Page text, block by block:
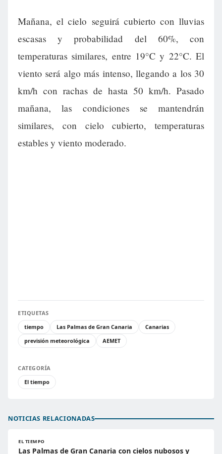
Mañana, el cielo seguirá cubierto con lluvias
escasas y probabilidad del 60%, con
temperaturas similares, entre 19°C y 22°C. El
viento será algo más intenso, llegando a los 30
km/h con rachas de hasta 50 km/h. Pasado
mañana, las condiciones se mantendrán
similares, con cielo cubierto, temperaturas
estables y viento moderado.
ETIQUETAS
tiempo
Las Palmas de Gran Canaria
Canarias
previsión meteorológica
AEMET
CATEGORÍA
El tiempo
NOTICIAS RELACIONADAS
EL TIEMPO
Las Palmas de Gran Canaria con cielos nubosos y